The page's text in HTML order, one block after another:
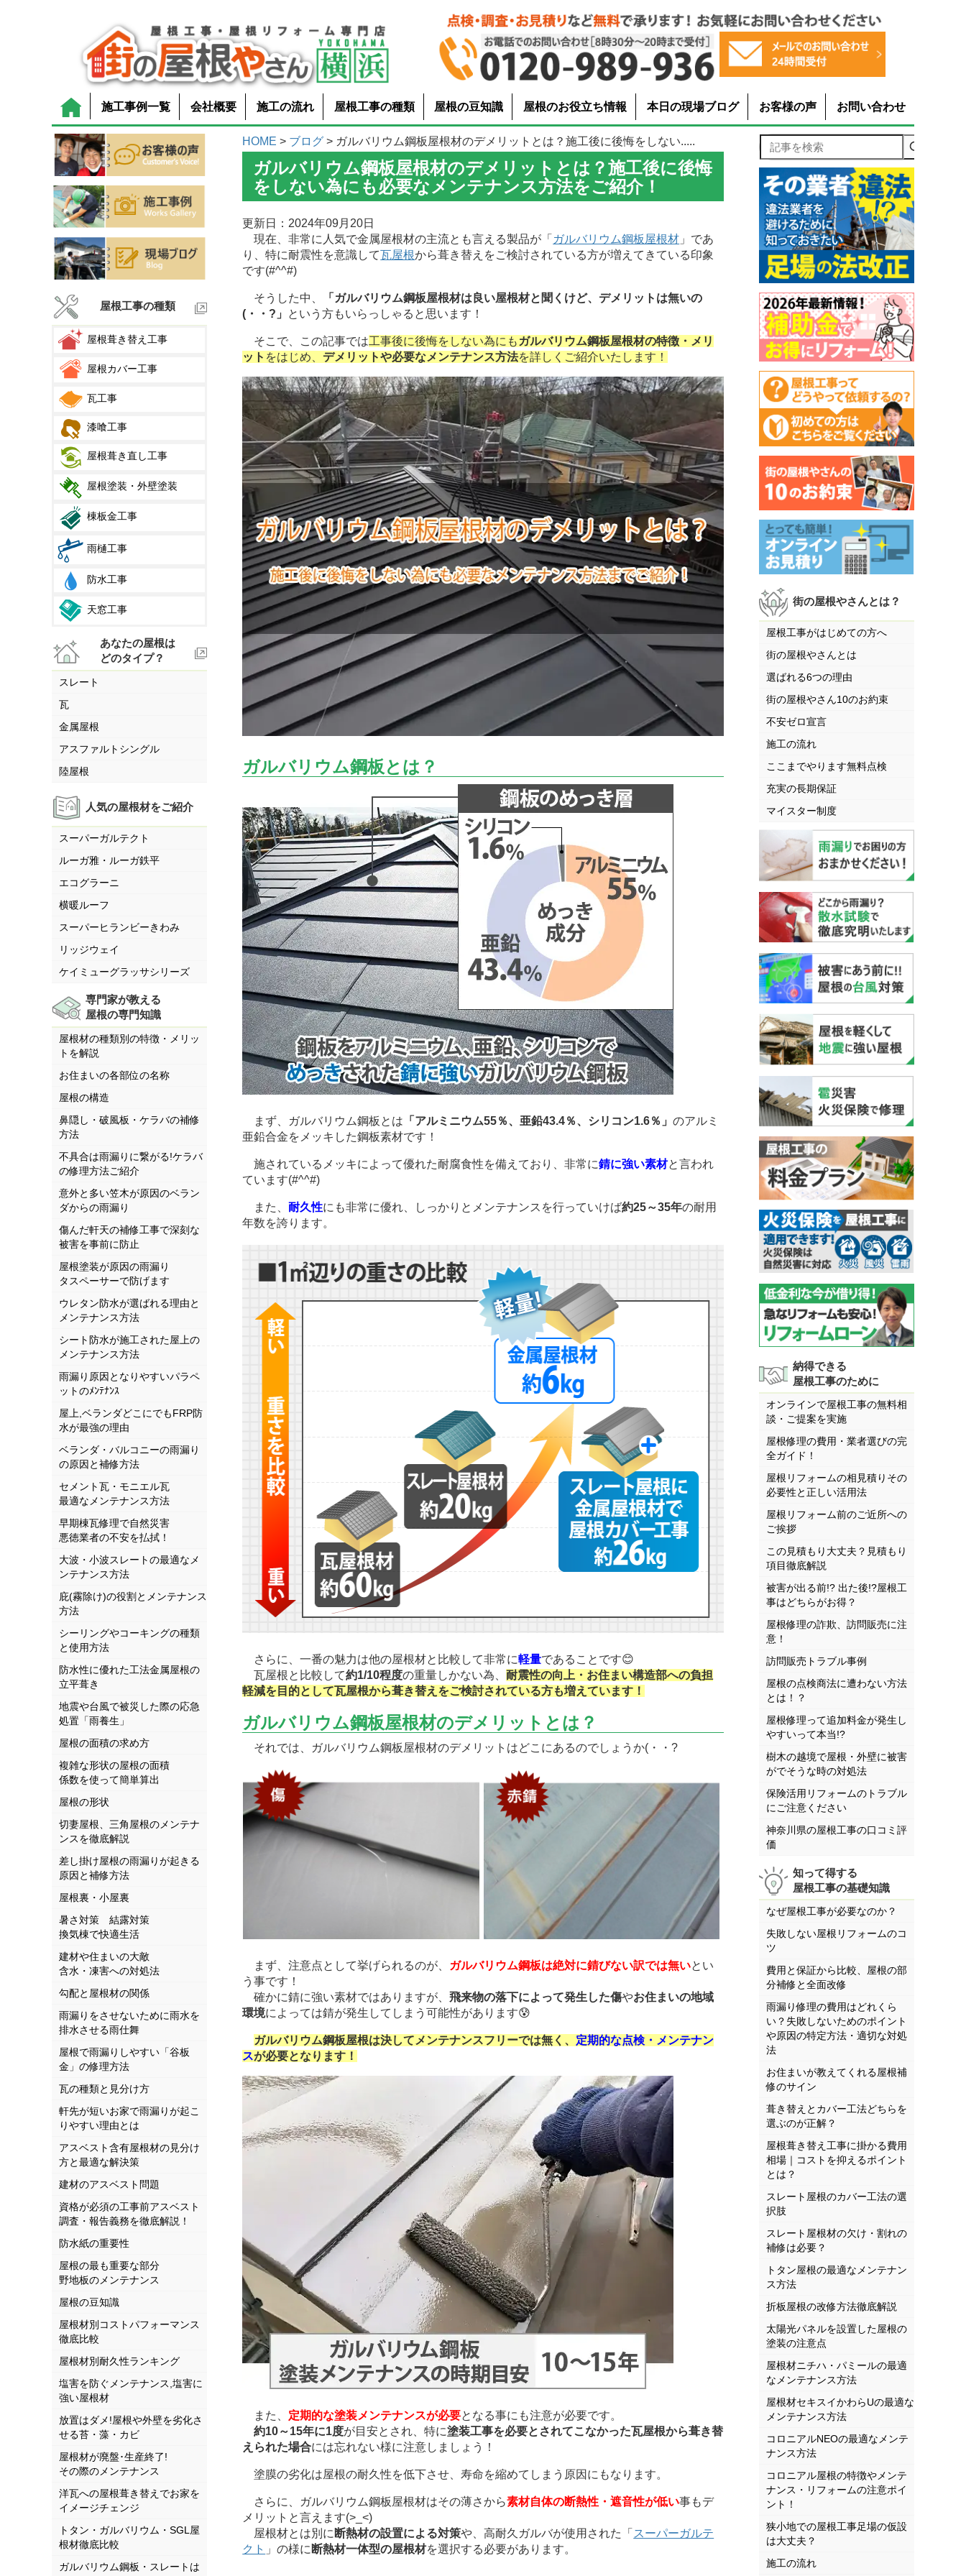
施工事例一覧 会社概要 施工の流れ 屋根工事の種類 屋根の豆知識 屋根のお役立ち情報 本日の現場ブログ お客様の声 お問い合わせ
屋根工事の種類
屋根葺き替え工事
屋根カバー工事
瓦工事
漆喰工事
屋根葺き直し工事
屋根塗装・外壁塗装
棟板金工事
雨樋工事
防水工事
天窓工事
あなたの屋根は
どのタイプ？
スレート
瓦
金属屋根
アスファルトシングル
陸屋根
人気の屋根材をご紹介
スーパーガルテクト
ルーガ雅・ルーガ鉄平
エコグラーニ
横暖ルーフ
スーパーヒランビーきわみ
リッジウェイ
ケイミューグラッサシリーズ
専門家が教える
屋根の専門知識
屋根材の種類別の特徴・メリッ
トを解説
お住まいの各部位の名称
屋根の構造
鼻隠し・破風板・ケラバの補修
方法
不具合は雨漏りに繋がる!ケラバ
の修理方法ご紹介
意外と多い笠木が原因のベラン
ダからの雨漏り
傷んだ軒天の補修工事で深刻な
被害を事前に防止
屋根塗装が原因の雨漏り
タスペーサーで防げます
ウレタン防水が選ばれる理由と
メンテナンス方法
シート防水が施工された屋上の
メンテナンス方法
雨漏り原因となりやすいパラペ
ットのﾒﾝﾃﾅﾝｽ
屋上,ベランダどこにでもFRP防
水が最強の理由
ベランダ・バルコニーの雨漏り
の原因と補修方法
セメント瓦・モニエル瓦
最適なメンテナンス方法
早期棟瓦修理で自然災害
悪徳業者の不安を払拭！
大波・小波スレートの最適なメ
ンテナンス方法
庇(霧除け)の役割とメンテナンス
方法
シーリングやコーキングの種類
と使用方法
防水性に優れた工法金属屋根の
立平葺き
地震や台風で被災した際の応急
処置「雨養生」
屋根の面積の求め方
複雑な形状の屋根の面積
係数を使って簡単算出
屋根の形状
切妻屋根、三角屋根のメンテナ
ンスを徹底解説
差し掛け屋根の雨漏りが起きる
原因と補修方法
屋根裏・小屋裏
暑さ対策 結露対策
換気棟で快適生活
建材や住まいの大敵
含水・凍害への対処法
勾配と屋根材の関係
雨漏りをさせないために雨水を
排水させる雨仕舞
屋根で雨漏りしやすい「谷板
金」の修理方法
瓦の種類と見分け方
軒先が短いお家で雨漏りが起こ
りやすい理由とは
アスベスト含有屋根材の見分け
方と最適な解決策
建材のアスベスト問題
資格が必須の工事前アスベスト
調査・報告義務を徹底解説！
防水紙の重要性
屋根の最も重要な部分
野地板のメンテナンス
屋根の豆知識
屋根材別コストパフォーマンス
徹底比較
屋根材別耐久性ランキング
塩害を防ぐメンテナンス,塩害に
強い屋根材
放置はダメ!屋根や外壁を劣化さ
せる苔・藻・カビ
屋根材が廃盤･生産終了!
その際のメンテナンス
洋瓦への屋根葺き替えでお家を
イメージチェンジ
トタン・ガルバリウム・SGL屋
根材徹底比較
ガルバリウム鋼板・スレートは
HOME > ブログ > ガルバリウム鋼板屋根材のデメリットとは？施工後に後悔をしない.....
ガルバリウム鋼板屋根材のデメリットとは？施工後に後悔
をしない為にも必要なメンテナンス方法をご紹介！
更新日：2024年09月20日
現在、非常に人気で金属屋根材の主流とも言える製品が「 ガルバリウム鋼板屋根材 」であ
り、特に耐震性を意識して瓦屋根から葺き替えをご検討されている方が増えてきている印象
です(#^^#)
そうした中、
「ガルバリウム鋼板屋根材は良い屋根材と聞くけど、デメリットは無いの
(・・?」
という方もいらっしゃると思います！
そこで、この記事では工事後に後悔をしない為にも ガルバリウム鋼板屋根材の特徴・メリ
ット をはじめ、 デメリットや必要なメンテナンス方法を詳しくご紹介いたします！
ガルバリウム鋼板とは？
まず、ガルバリウム鋼板とは 「アルミニウム55％、亜鉛43.4％、シリコン1.6％」のアルミ
亜鉛合金をメッキした鋼板素材です！
施されているメッキによって優れた耐腐食性を備えており、非常に錆に強い素材と言われ
ています(#^^#)
また、耐久性にも非常に優れ、しっかりとメンテナンスを行っていけば約25～35年の耐用
年数を誇ります。
さらに、一番の魅力は他の屋根材と比較して非常に軽量であることです😊
瓦屋根と比較して約1/10程度の重量しかない為、耐震性の向上・お住まい構造部への負担
軽減を目的として瓦屋根から葺き替えをご検討されている方も増えています！
ガルバリウム鋼板屋根材のデメリットとは？
それでは、ガルバリウム鋼板屋根材のデメリットはどこにあるのでしょうか(・・?
まず、注意点として挙げられるのが、 ガルバリウム鋼板は絶対に錆びない訳では無いとい
う事です！
確かに錆に強い素材ではありますが、飛来物の落下によって発生した傷やお住まいの地域
環境によっては錆が発生してしまう可能性があります😰
ガルバリウム鋼板屋根は決してメンテナンスフリーでは無く、 定期的な点検・メンテナン
スが必要となります！
また、 定期的な塗装メンテナンスが必要となる事にも注意が必要です。
約10～15年に1度が目安とされ、特に塗装工事を必要とされてこなかった瓦屋根から葺き替
えられた場合には忘れない様に注意しましょう！
塗膜の劣化は屋根の耐久性を低下させ、寿命を縮めてしまう原因にもなります。
さらに、ガルバリウム鋼板屋根材はその薄さから素材自体の断熱性・遮音性が低い事もデ
メリットと言えます(>_<)
屋根材とは別に 断熱材の設置による対策や、高耐久ガルバが使用された「 スーパーガルテ
クト 」の様に 断熱材一体型の屋根材を選択する必要があります。
記事を検索
街の屋根やさんとは？
屋根工事がはじめての方へ
街の屋根やさんとは
選ばれる6つの理由
街の屋根やさん10のお約束
不安ゼロ宣言
施工の流れ
ここまでやります無料点検
充実の長期保証
マイスター制度
納得できる
屋根工事のために
オンラインで屋根工事の無料相
談・ご提案を実施
屋根修理の費用・業者選びの完
全ガイド！
屋根リフォームの相見積りその
必要性と正しい活用法
屋根リフォーム前のご近所への
ご挨拶
この見積もり大丈夫？見積もり
項目徹底解説
被害が出る前!? 出た後!?屋根工
事はどちらがお得？
屋根修理の詐欺、訪問販売に注
意！
訪問販売トラブル事例
屋根の点検商法に遭わない方法
とは！？
屋根修理って追加料金が発生し
やすいって本当!?
樹木の越境で屋根・外壁に被害
がでそうな時の対処法
保険活用リフォームのトラブル
にご注意ください
神奈川県の屋根工事の口コミ評
価
知って得する
屋根工事の基礎知識
なぜ屋根工事が必要なのか？
失敗しない屋根リフォームのコ
ツ
費用と保証から比較、屋根の部
分補修と全面改修
雨漏り修理の費用はどれくら
い？失敗しないためのポイント
や原因の特定方法・適切な対処
法
お住まいが教えてくれる屋根補
修のサイン
葺き替えとカバー工法どちらを
選ぶのが正解？
屋根葺き替え工事に掛かる費用
相場｜コストを抑えるポイント
とは？
スレート屋根のカバー工法の選
択肢
スレート屋根材の欠け・割れの
補修は必要？
トタン屋根の最適なメンテナン
ス方法
折板屋根の改修方法徹底解説
太陽光パネルを設置した屋根の
塗装の注意点
屋根材ニチハ・パミールの最適
なメンテナンス方法
屋根材セキスイかわらUの最適な
メンテナンス方法
コロニアルNEOの最適なメンテ
ナンス方法
コロニアル屋根の特徴やメンテ
ナンス・リフォームの注意ポイ
ント！
狭小地での屋根工事足場の仮設
は大丈夫？
施工の流れ